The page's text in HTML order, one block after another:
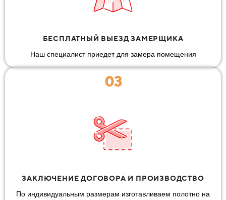
БЕСПЛАТНЫЙ ВЫЕЗД ЗАМЕРЩИКА
Наш специалист приедет для замера помещения
03
ЗАКЛЮЧЕНИЕ ДОГОВОРА И ПРОИЗВОДСТВО
По индивидуальным размерам изготавливаем полотно на